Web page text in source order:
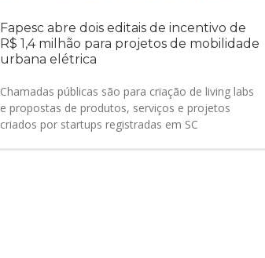
Fapesc abre dois editais de incentivo de
R$ 1,4 milhão para projetos de mobilidade
urbana elétrica
Chamadas públicas são para criação de living labs
e propostas de produtos, serviços e projetos
criados por startups registradas em SC